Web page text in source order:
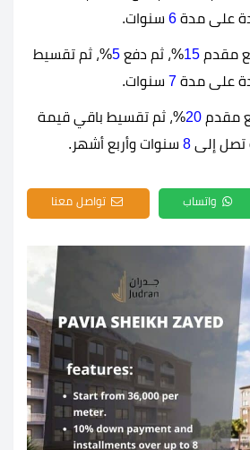
على مدة 6 سنوات.
مقدم 15%، ثم دفع 5%، ثم تقسيط
على مدة 7 سنوات.
مقدم 20%، ثم تقسيط باقي قيمة
تصل إلى 8 سنوات وأربع أشهر.
واتساب تواصل معنا